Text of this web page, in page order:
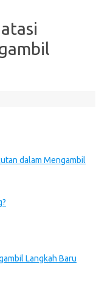
dalam Mengambil
Langkah Baru